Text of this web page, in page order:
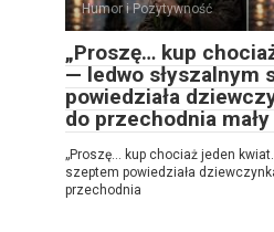
Humor i Pozytywność
„Proszę… kup
— ledwo słyszalnym
powiedziała
do przechodnia
„Proszę… kup chociaż jeden
szeptem powiedziała
przechodnia